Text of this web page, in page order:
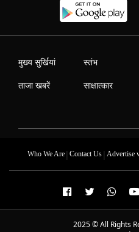
मुख्य सुर्खियां
ताजा खबरें
स्तंभ
साक्षात्कार
Who We Are| Contact Us| Advertise
2025 © All Rights